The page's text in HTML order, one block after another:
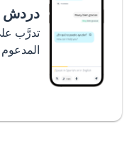
دردش
تدرَّب